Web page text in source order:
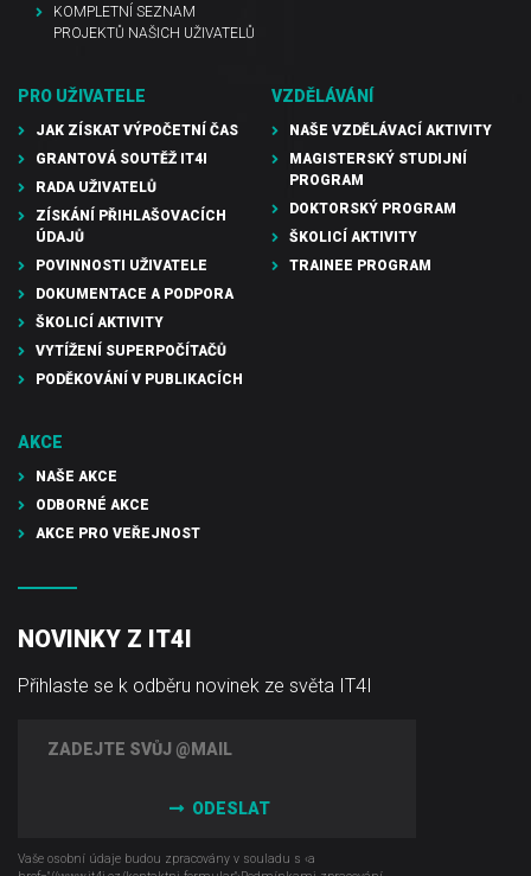
KOMPLETNÍ SEZNAM
PROJEKTŮ NAŠICH UŽIVATELŮ
PRO UŽIVATELE
JAK ZÍSKAT VÝPOČETNÍ ČAS
GRANTOVÁ SOUTĚŽ IT4I
RADA UŽIVATELŮ
ZÍSKÁNÍ PŘIHLAŠOVACÍCH
ÚDAJŮ
POVINNOSTI UŽIVATELE
DOKUMENTACE A PODPORA
ŠKOLICÍ AKTIVITY
VYTÍŽENÍ SUPERPOČÍTAČŮ
PODĚKOVÁNÍ V PUBLIKACÍCH
VZDĚLÁVÁNÍ
NAŠE VZDĚLÁVACÍ AKTIVITY
MAGISTERSKÝ STUDIJNÍ
PROGRAM
DOKTORSKÝ PROGRAM
ŠKOLICÍ AKTIVITY
TRAINEE PROGRAM
AKCE
NAŠE AKCE
ODBORNÉ AKCE
AKCE PRO VEŘEJNOST
NOVINKY Z IT4I
Přihlaste se k odběru novinek ze světa IT4I
ODESLAT
Vaše osobní údaje budou zpracovány v souladu s ‹a